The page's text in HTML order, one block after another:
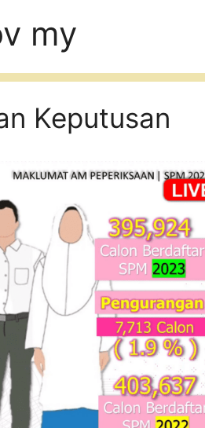
my
Keputusan